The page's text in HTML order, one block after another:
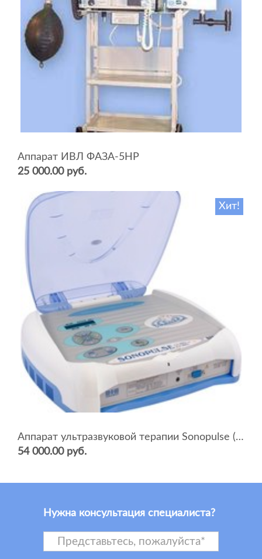
Аппарат ИВЛ ФАЗА-5НР
25 000.00 руб.
Хит!
Аппарат ультразвуковой терапии Sonopulse (мультичастотный 1 и 3 Мгц)
54 000.00 руб.
Нужна консультация специалиста?